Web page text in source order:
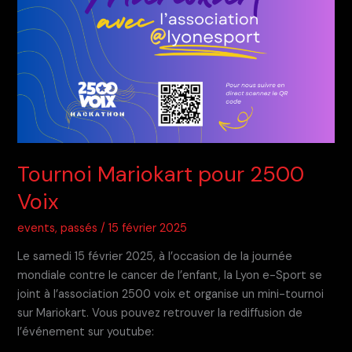
Tournoi Mariokart pour 2500
Voix
events,passés /15 février 2025
Le samedi 15 février 2025, à l’occasion de la journée
mondiale contre le cancer de l’enfant, la Lyon e-Sport se
joint à l’association 2500 voix et organise un mini-tournoi
sur Mariokart. Vous pouvez retrouver la rediffusion de
l’événement sur youtube: